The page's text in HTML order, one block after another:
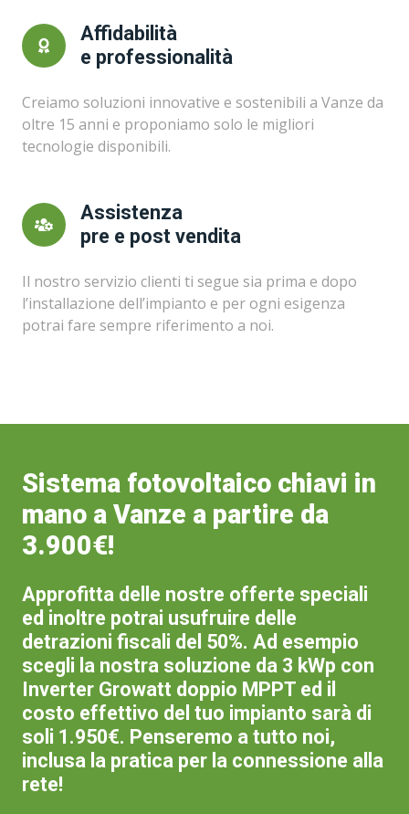
Affidabilità
e professionalità
Creiamo soluzioni innovative e sostenibili a Vanze da
oltre 15 anni e proponiamo solo le migliori
tecnologie disponibili.
Assistenza
pre e post vendita
Il nostro servizio clienti ti segue sia prima e dopo
l’installazione dell’impianto e per ogni esigenza
potrai fare sempre riferimento a noi.
Sistema fotovoltaico chiavi in
mano a Vanze a partire da
3.900€!
Approfitta delle nostre offerte speciali
ed inoltre potrai usufruire delle
detrazioni fiscali del 50%. Ad esempio
scegli la nostra soluzione da 3 kWp con
Inverter Growatt doppio MPPT ed il
costo effettivo del tuo impianto sarà di
soli 1.950€. Penseremo a tutto noi,
inclusa la pratica per la connessione alla
rete!